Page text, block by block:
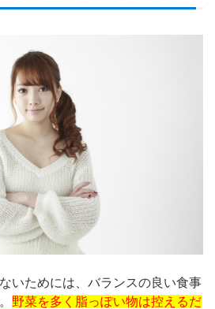
いためには、バランスの良い食事
野菜を多く脂っぽい物は控えるだ